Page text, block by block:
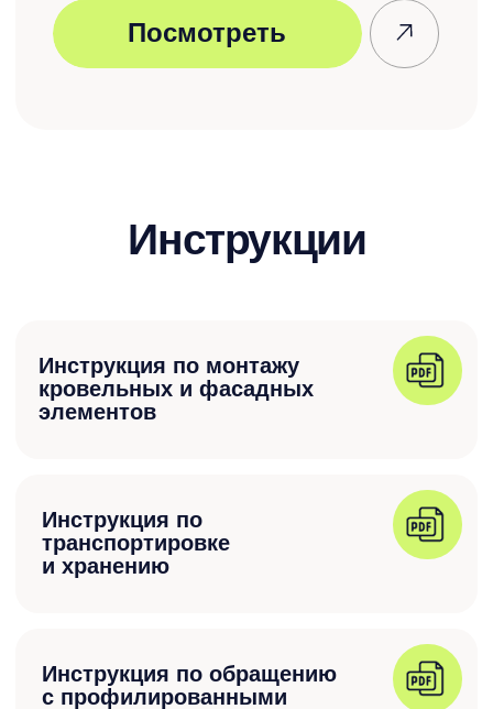
в подборе или
расчете материала?
оказывается более понятным, чем при
бесконечных поисках по сайтам.